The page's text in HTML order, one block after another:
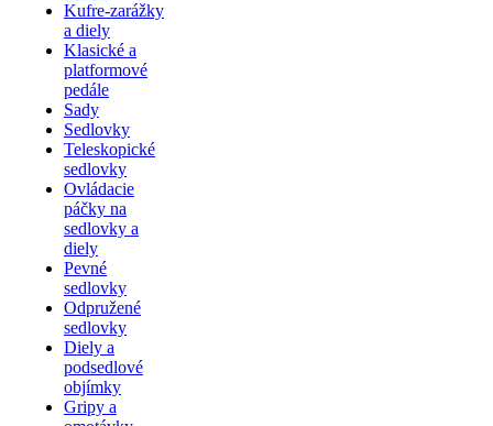
Kufre-zarážky
a diely
Klasické a
platformové
pedále
Sady
Sedlovky
Teleskopické
sedlovky
Ovládacie
páčky na
sedlovky a
diely
Pevné
sedlovky
Odpružené
sedlovky
Diely a
podsedlové
objímky
Gripy a